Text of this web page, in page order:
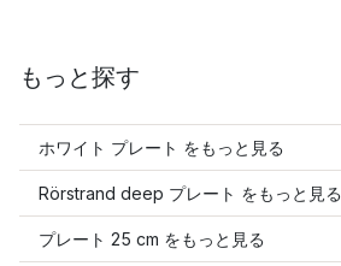
もっと探す
ホワイト プレート をもっと見る
Rörstrand deep プレート をもっと見る
プレート 25 cm をもっと見る